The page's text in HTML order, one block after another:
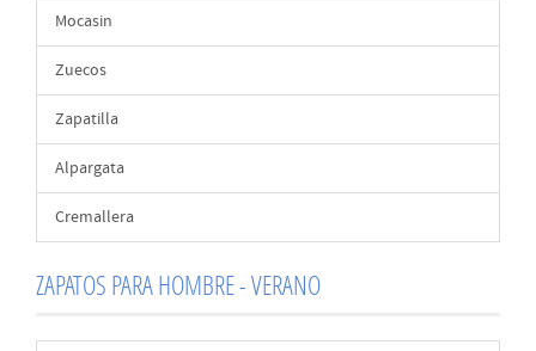
Mocasin
Zuecos
Zapatilla
Alpargata
Cremallera
ZAPATOS PARA HOMBRE - VERANO